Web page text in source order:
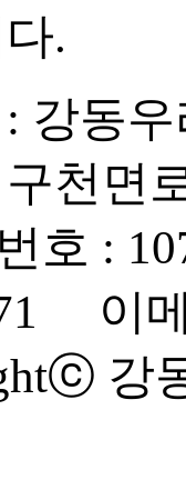
.
: 강동
천면
호 :
이메
강